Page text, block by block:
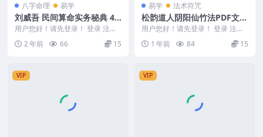
八字命理 易学
刘威吾 民间算命实务秘典 46
2P.pdf
用户您好！请先登录！ 登录 注册
刘威吾 民间算命实务秘典 462P.pd
f 2...2 年前 66 15
易学 法术符咒
松韵道人阴阳仙竹法PDF文档
Y
用户您好！请先登录！ 登录 注册
松韵道人阴阳仙竹法PDF文档Y 25
05112...
1 年前 84 15
VIP VIP